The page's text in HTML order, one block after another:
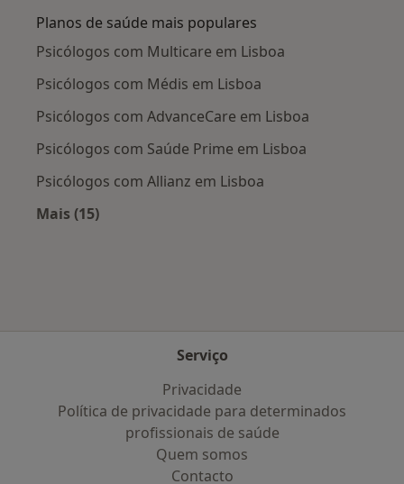
Planos de saúde mais populares
Psicólogos com Multicare em Lisboa
Psicólogos com Médis em Lisboa
Psicólogos com AdvanceCare em Lisboa
Psicólogos com Saúde Prime em Lisboa
Psicólogos com Allianz em Lisboa
Mais (15)
Serviço
Privacidade
Política de privacidade para determinados
profissionais de saúde
Quem somos
Contacto